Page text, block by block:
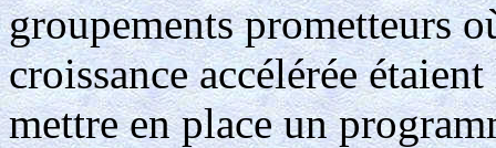
groupements prometteurs
croissance accélérée
mettre en place un